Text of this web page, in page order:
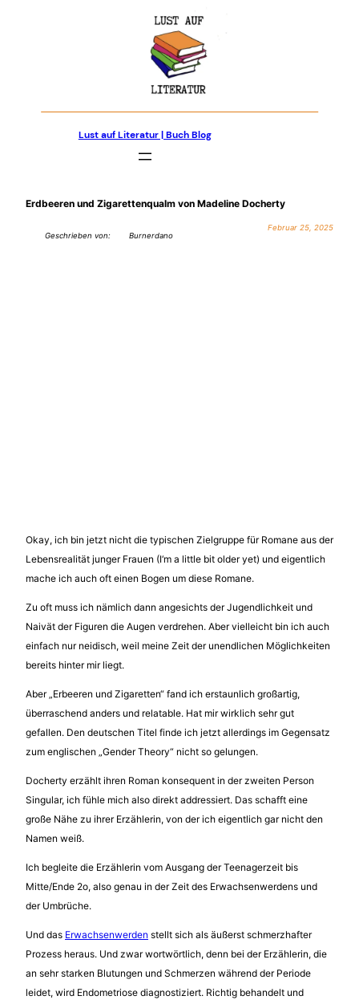
Lust auf Literatur | Buch Blog
Erdbeeren und Zigarettenqualm von Madeline Docherty
Geschrieben von: Burnerdano
Februar 25, 2025
Okay, ich bin jetzt nicht die typischen Zielgruppe für Romane aus der
Lebensrealität junger Frauen (I‘m a little bit older yet) und eigentlich
mache ich auch oft einen Bogen um diese Romane.
Zu oft muss ich nämlich dann angesichts der Jugendlichkeit und
Naivät der Figuren die Augen verdrehen. Aber vielleicht bin ich auch
einfach nur neidisch, weil meine Zeit der unendlichen Möglichkeiten
bereits hinter mir liegt.
Aber „Erbeeren und Zigaretten“ fand ich erstaunlich großartig,
überraschend anders und relatable. Hat mir wirklich sehr gut
gefallen. Den deutschen Titel finde ich jetzt allerdings im Gegensatz
zum englischen „Gender Theory“ nicht so gelungen.
Docherty erzählt ihren Roman konsequent in der zweiten Person
Singular, ich fühle mich also direkt addressiert. Das schafft eine
große Nähe zu ihrer Erzählerin, von der ich eigentlich gar nicht den
Namen weiß.
Ich begleite die Erzählerin vom Ausgang der Teenagerzeit bis
Mitte/Ende 2o, also genau in der Zeit des Erwachsenwerdens und
der Umbrüche.
Und das Erwachsenwerden stellt sich als äußerst schmerzhafter
Prozess heraus. Und zwar wortwörtlich, denn bei der Erzählerin, die
an sehr starken Blutungen und Schmerzen während der Periode
leidet, wird Endometriose diagnostiziert. Richtig behandelt und